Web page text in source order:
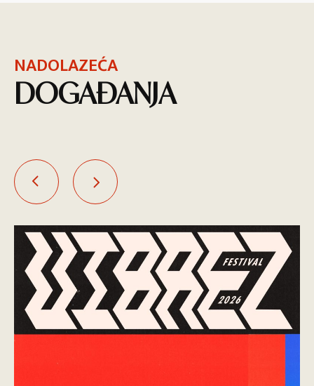
NADOLAZEĆA
DOGAĐANJA